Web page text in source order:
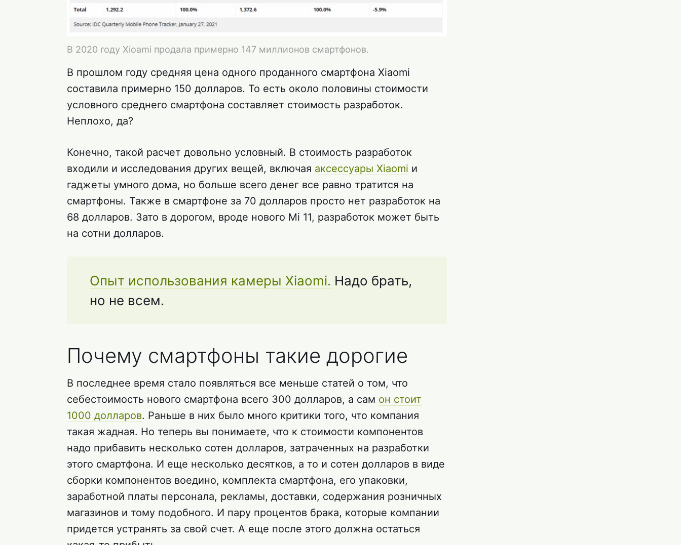
В 2020 году Xioami продала примерно 147 миллионов смартфонов.
В прошлом году средняя цена одного проданного смартфона Xiaomi
составила примерно 150 долларов. То есть около половины стоимости
условного среднего смартфона составляет стоимость разработок.
Неплохо, да?
Конечно, такой расчет довольно условный. В стоимость разработок
входили и исследования других вещей, включая аксессуары Xiaomi и
гаджеты умного дома, но больше всего денег все равно тратится на
смартфоны. Также в смартфоне за 70 долларов просто нет разработок на
68 долларов. Зато в дорогом, вроде нового Mi 11, разработок может быть
на сотни долларов.
Опыт использования камеры Xiaomi. Надо брать,
но не всем.
Почему смартфоны такие дорогие
В последнее время стало появляться все меньше статей о том, что
себестоимость нового смартфона всего 300 долларов, а сам он стоит
1000 долларов. Раньше в них было много критики того, что компания
такая жадная. Но теперь вы понимаете, что к стоимости компонентов
надо прибавить несколько сотен долларов, затраченных на разработки
этого смартфона. И еще несколько десятков, а то и сотен долларов в виде
сборки компонентов воедино, комплекта смартфона, его упаковки,
заработной платы персонала, рекламы, доставки, содержания розничных
магазинов и тому подобного. И пару процентов брака, которые компании
придется устранять за свой счет. А еще после этого должна остаться